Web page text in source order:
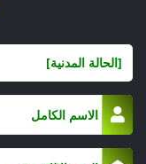
[الحالة المدنية]